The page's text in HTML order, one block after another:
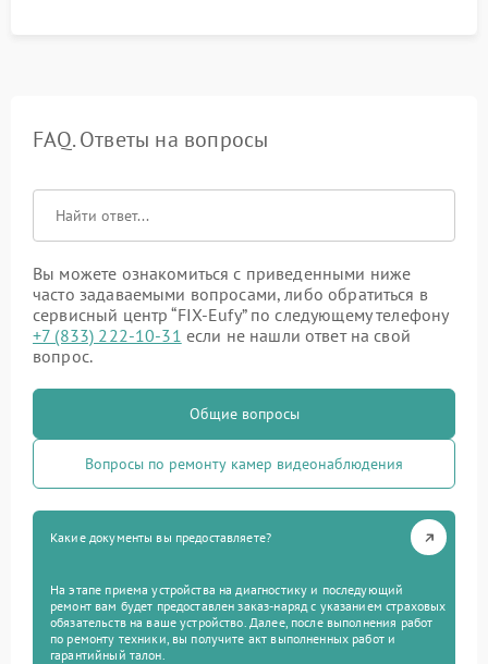
FAQ. Ответы на вопросы
Вы можете ознакомиться с приведенными ниже
часто задаваемыми вопросами, либо обратиться в
сервисный центр “FIX-Eufy” по следующему телефону
+7 (833) 222-10-31 если не нашли ответ на свой
вопрос.
Общие вопросы
Вопросы по ремонту камер видеонаблюдения
Какие документы вы предоставляете?
На этапе приема устройства на диагностику и последующий
ремонт вам будет предоставлен заказ-наряд с указанием страховых
обязательств на ваше устройство. Далее, после выполнения работ
по ремонту техники, вы получите акт выполненных работ и
гарантийный талон.